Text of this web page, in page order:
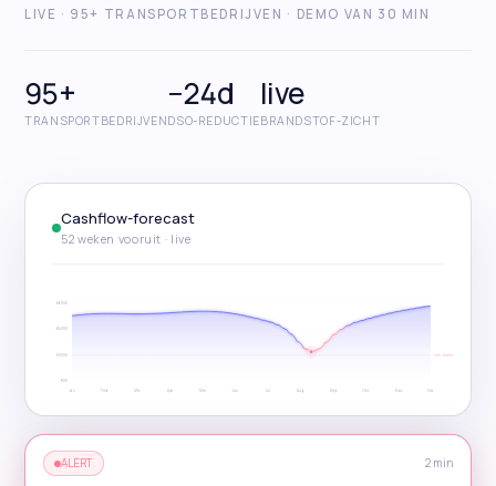
LIVE · 95+ TRANSPORTBEDRIJVEN · DEMO VAN 30 MIN
95+
TRANSPORTBEDRIJVEN
−24d
DSO-REDUCTIE
live
BRANDSTOF-ZICHT
Cashflow-forecast
52 weken vooruit · live
€0K
€200K
€400K
€600K
Jan Feb Mrt Apr Mei Jun Jul Aug Sep Okt Nov Dec
min. buffer
ALERT 2 min